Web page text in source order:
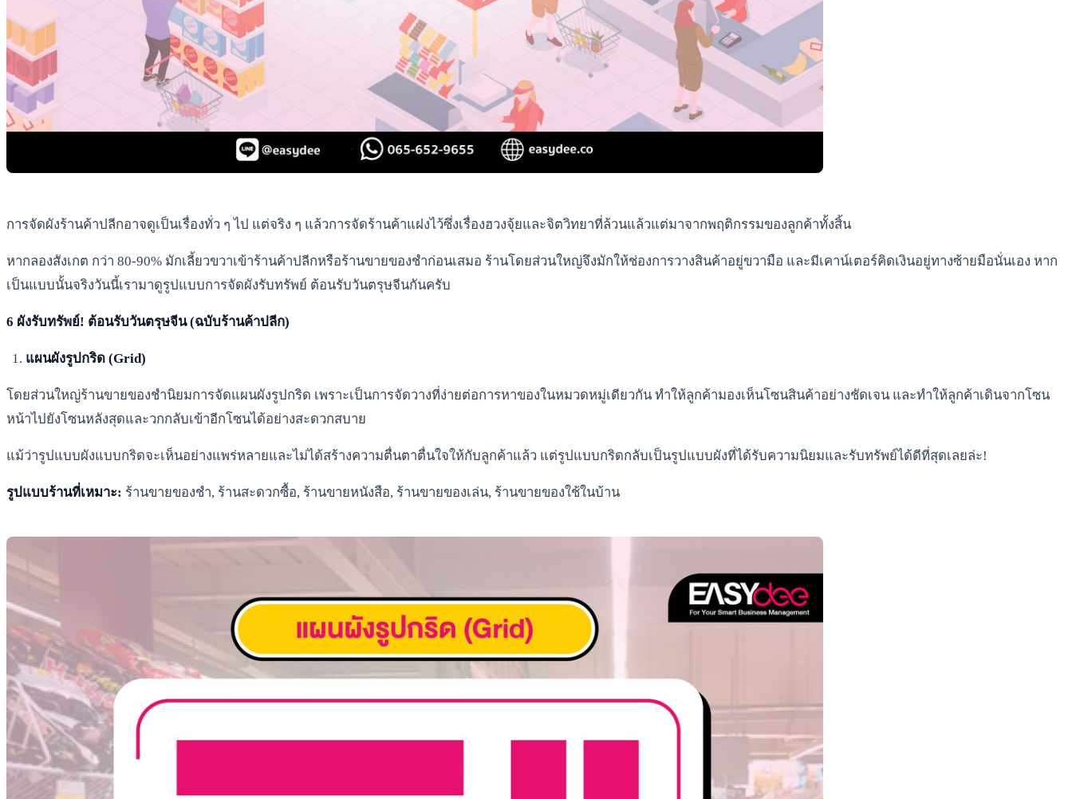
การจัดผังร้านค้าปลีกอาจดูเป็นเรื่องทั่ว ๆ ไป แต่จริง ๆ แล้วการจัดร้านค้าแฝงไว้ซึ่งเรื่องฮวงจุ้ยและจิตวิทยาที่ล้วนแล้วแต่มาจากพฤติกรรมของลูกค้าทั้งสิ้น
หากลองสังเกต กว่า 80-90% มักเลี้ยวขวาเข้าร้านค้าปลีกหรือร้านขายของชำก่อนเสมอ ร้านโดยส่วนใหญ่จึงมักให้ช่องการวางสินค้าอยู่ขวามือ และมีเคาน์เตอร์คิดเงินอยู่ทางซ้ายมือนั่นเอง หาก
เป็นแบบนั้นจริงวันนี้เรามาดูรูปแบบการจัดผังรับทรัพย์ ต้อนรับวันตรุษจีนกันครับ
6 ผังรับทรัพย์! ต้อนรับวันตรุษจีน (ฉบับร้านค้าปลีก)
แผนผังรูปกริด (Grid)
โดยส่วนใหญ่ร้านขายของชำนิยมการจัดแผนผังรูปกริด เพราะเป็นการจัดวางที่ง่ายต่อการหาของในหมวดหมู่เดียวกัน ทำให้ลูกค้ามองเห็นโซนสินค้าอย่างชัดเจน และทำให้ลูกค้าเดินจากโซน
หน้าไปยังโซนหลังสุดและวกกลับเข้าอีกโซนได้อย่างสะดวกสบาย
แม้ว่ารูปแบบผังแบบกริดจะเห็นอย่างแพร่หลายและไม่ได้สร้างความตื่นตาตื่นใจให้กับลูกค้าแล้ว แต่รูปแบบกริดกลับเป็นรูปแบบผังที่ได้รับความนิยมและรับทรัพย์ได้ดีที่สุดเลยล่ะ!
รูปแบบร้านที่เหมาะ: ร้านขายของชำ, ร้านสะดวกซื้อ, ร้านขายหนังสือ, ร้านขายของเล่น, ร้านขายของใช้ในบ้าน